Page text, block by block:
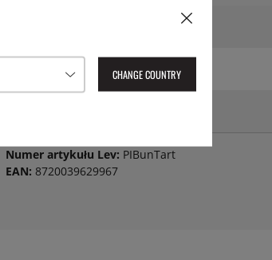
Numer artykułu Lev: PIBunTart
EAN: 8720039629967
CHANGE COUNTRY